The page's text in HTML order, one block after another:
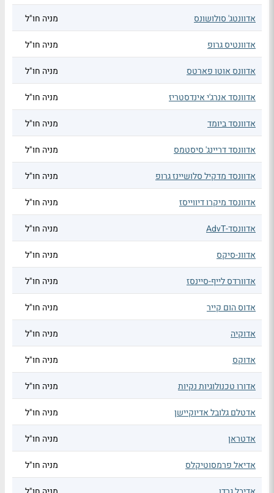
אדוונטג' סולושונס מניה חו"ל
אדוונטיס גרופ מניה חו"ל
אדוונס אוטו פארטס מניה חו"ל
אדוונסד אנרג'י אינדסטריז מניה חו"ל
אדוונסד ביומד מניה חו"ל
אדוונסד דריינג' סיסטמס מניה חו"ל
אדוונסד מדקיל סלושיינז גרופ מניה חו"ל
אדוונסד מיקרו דיווייסז מניה חו"ל
אדוונסד-AdvT מניה חו"ל
אדוונ-סיקס מניה חו"ל
אדוורדס לייף-סיינסז מניה חו"ל
אדוס הום קייר מניה חו"ל
אדוקיה מניה חו"ל
אדוקס מניה חו"ל
אדורו טכנולוגיות נקיות מניה חו"ל
אדטלם גלובל אדיוקיישן מניה חו"ל
אדטראן מניה חו"ל
אדיאל פרמסוטיקלס מניה חו"ל